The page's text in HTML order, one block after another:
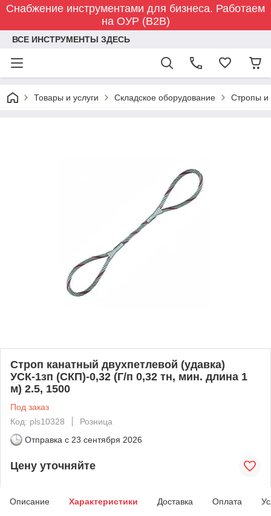
Снабжение инструментами для бизнеса. Работаем
на ОУР (B2B)
ВСЕ ИНСТРУМЕНТЫ ЗДЕСЬ
Товары и услуги Складское оборудование Стропы и
Строп канатный двухпетлевой (удавка)
УСК-1зп (СКП)-0,32 (Г/п 0,32 тн, мин. длина 1
м) 2.5, 1500
Под заказ
Код: pls10328
Розница
Отправка с 23 сентября 2026
Цену уточняйте
Описание Характеристики Доставка Оплата